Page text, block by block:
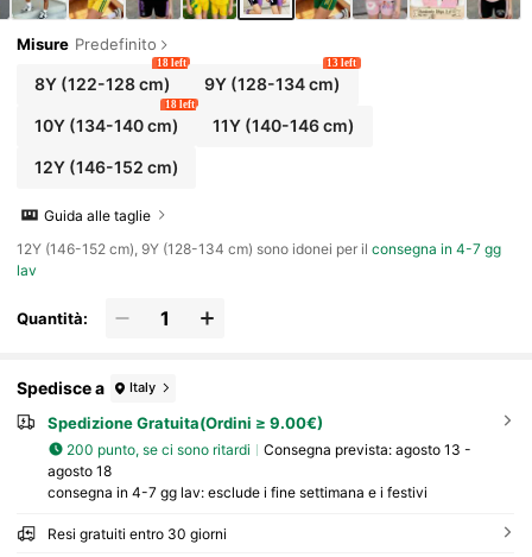
Misure Predefinito
8Y(122-128 cm)
18 left
9Y (128-134 cm)
13 left
10Y(134-140 cm)
18 left
11Y (140-146 cm)
12Y(146-152 cm)
Guida alle taglie
12Y (146-152 cm), 9Y (128-134 cm) sono idonei per ilconsegna in 4-7 gg
lav
Quantità:
Spedisce a Italy
Spedizione Gratuita(Ordini ≥ 9.00€)
200 punto, se ci sono ritardi Consegna prevista: agosto 13 -
agosto 18
consegna in 4-7 gg lav: esclude i fine settimana e i festivi
Resi gratuiti entro 30 giorni